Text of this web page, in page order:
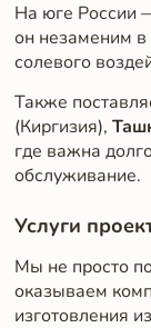
На юге России
он незаменим
солевого
Также
(Киргизия),
где важна
обслуживание.
Услуги
Мы не просто
оказываем
изготовления